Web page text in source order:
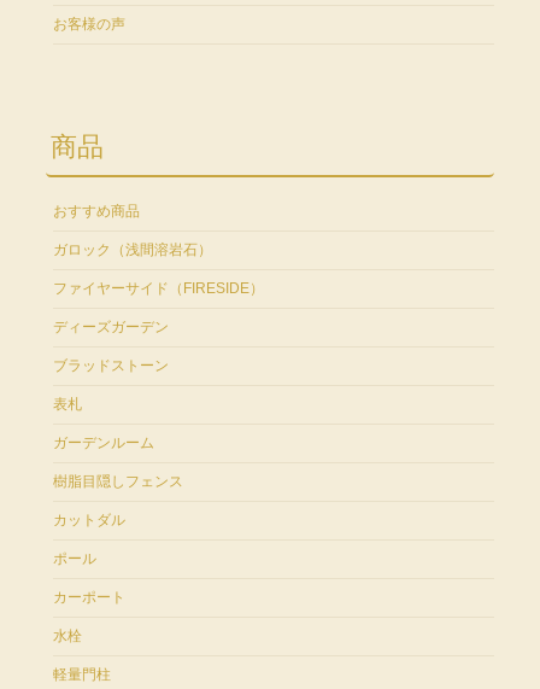
お客様の声
商品
おすすめ商品
ガロック（浅間溶岩石）
ファイヤーサイド（FIRESIDE）
ディーズガーデン
ブラッドストーン
表札
ガーデンルーム
樹脂目隠しフェンス
カットダル
ポール
カーポート
水栓
軽量門柱